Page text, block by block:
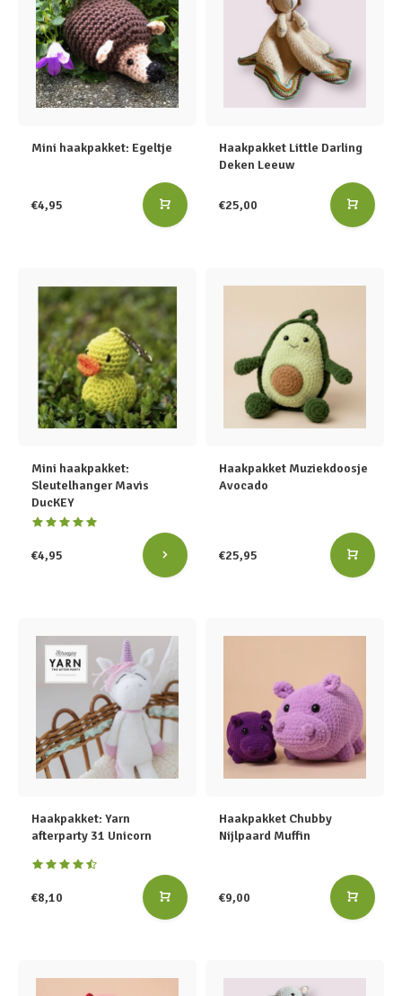
Mini haakpakket: Egeltje
€4,95
Haakpakket Little Darling
Deken Leeuw
€25,00
Mini haakpakket:
Sleutelhanger Mavis
DucKEY
€4,95
Haakpakket Muziekdoosje
Avocado
€25,95
Haakpakket: Yarn
afterparty 31 Unicorn
€8,10
Haakpakket Chubby
Nijlpaard Muffin
€9,00